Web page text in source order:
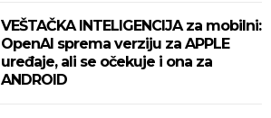
VEŠTAČKA INTELIGENCIJA za mobilni:
OpenAI sprema verziju za APPLE
uređaje, ali se očekuje i ona za
ANDROID